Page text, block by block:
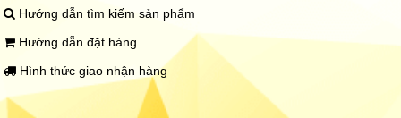
Hướng dẫn tìm kiếm sản phẩm
Hướng dẫn đặt hàng
Hình thức giao nhận hàng